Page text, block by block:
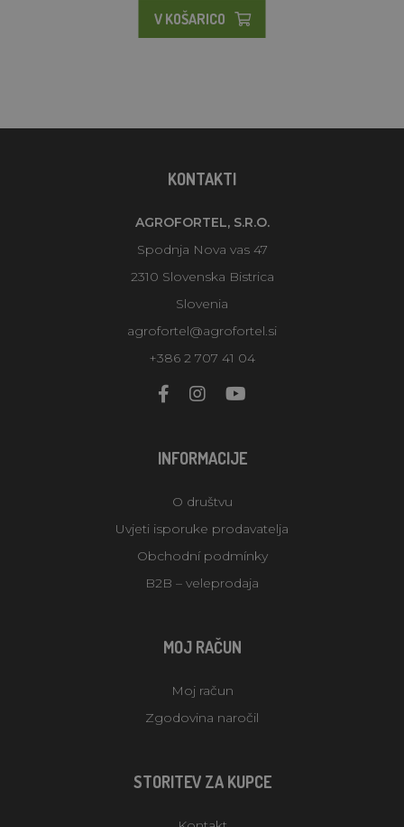
V KOŠARICO
KONTAKTI
AGROFORTEL, S.R.O.
Spodnja Nova vas 47
2310 Slovenska Bistrica
Slovenia
agrofortel@agrofortel.si
+386 2 707 41 04
INFORMACIJE
O društvu
Uvjeti isporuke prodavatelja
Obchodní podmínky
B2B – veleprodaja
MOJ RAČUN
Moj račun
Zgodovina naročil
STORITEV ZA KUPCE